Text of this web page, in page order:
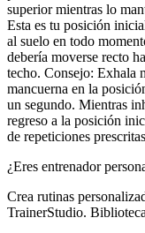
superior mientras lo
Esta es tu posición
al suelo en todo
debería moverse recto
techo. Consejo: Exhala
mancuerna en la
un segundo. Mientras
regreso a la posición
de repeticiones
¿Eres entrenador
Crea rutinas
TrainerStudio.